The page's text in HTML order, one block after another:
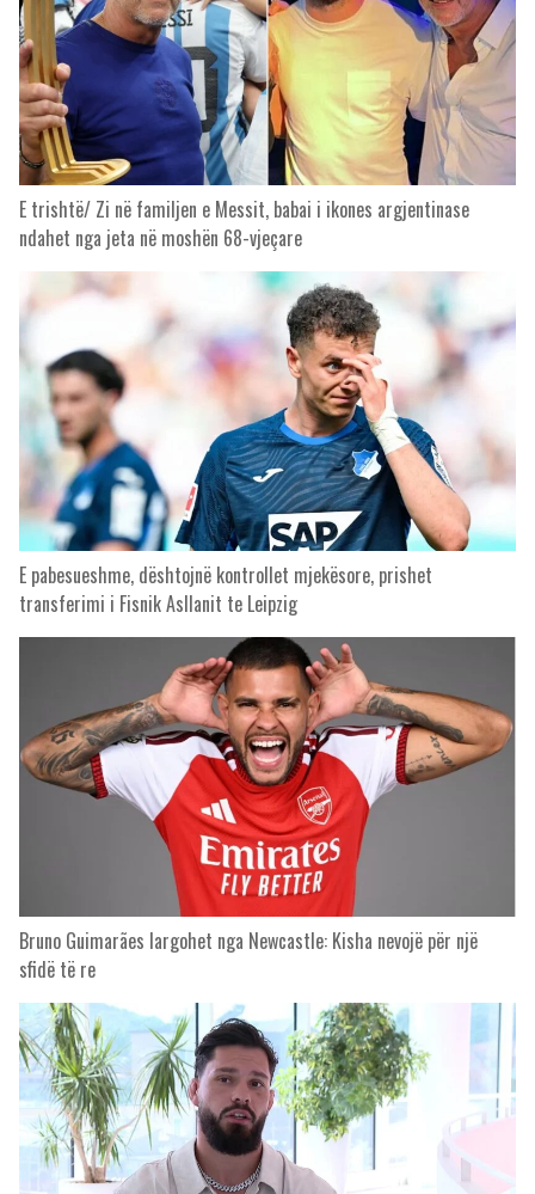
E trishtë/ Zi në familjen e Messit, babai i ikones argjentinase
ndahet nga jeta në moshën 68-vjeçare
E pabesueshme, dështojnë kontrollet mjekësore, prishet
transferimi i Fisnik Asllanit te Leipzig
Bruno Guimarães largohet nga Newcastle: Kisha nevojë për një
sfidë të re